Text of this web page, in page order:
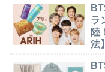
ラ
陸
法】